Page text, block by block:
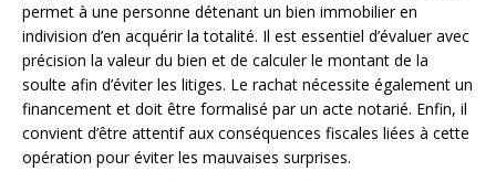
permet à une personne détenant un bien immobilier en
indivision d’en acquérir la totalité. Il est essentiel d’évaluer avec
précision la valeur du bien et de calculer le montant de la
soulte afin d’éviter les litiges. Le rachat nécessite également un
financement et doit être formalisé par un acte notarié. Enfin, il
convient d’être attentif aux conséquences fiscales liées à cette
opération pour éviter les mauvaises surprises.